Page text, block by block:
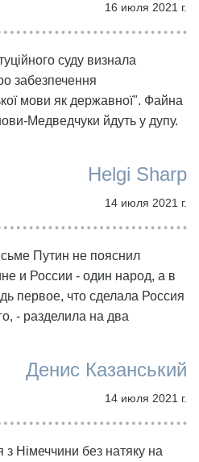
16 июля 2021 г.
суду визнала
забезпечення
мови як державної". Файна
Медведчуки йдуть у дупу.
Helgi Sharp
14 июля 2021 г.
Путин не пояснил
и России - один народ, а в
первое, что сделала Россия
- разделила на два
Денис Казанський
14 июля 2021 г.
з Німеччини без натяку на